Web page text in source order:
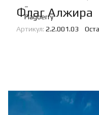
Флаг Алжира
Артикул: 2.2.001.03